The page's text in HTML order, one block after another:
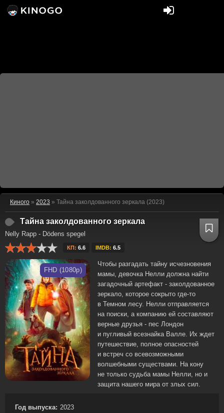
Киного » 2023 » Тайна заколдованного зеркала (2023)
Тайна заколдованного зеркала
Nelly Rapp - Dödens spegel
КП: 6.6 IMDB: 6.5
FHD (1080p)
Чтобы разгадать тайну исчезновения
мамы, девочка Нелли должна найти
загадочный артефакт - заколдованное
зеркало, которое сокрыто где-то
в Темном лесу. Нелли отправляется
на поиски, а компанию ей составляют
верные друзья - пес Лондон
и пугливый всезнайка Валле. Их ждет
путешествие, полное опасностей
и встреч со всевозможными
волшебными существами. На кону
не только судьба мамы Нелли, но и
защита нашего мира от злых сил.
Год выпуска: 2023